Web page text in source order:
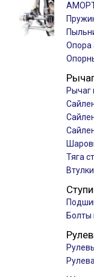
Опора
Рычаг
Тяга
Болты